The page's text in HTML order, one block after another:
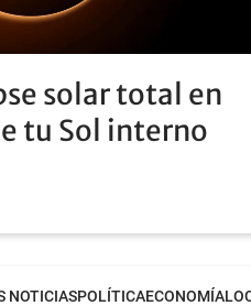
solar total en
tu Sol interno
NOTICIASPOLÍTICAECONOMÍA